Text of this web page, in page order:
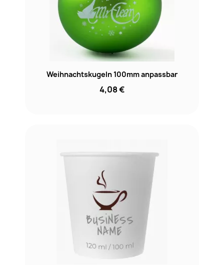
Weihnachtskugeln 100mm anpassbar
4,08 €